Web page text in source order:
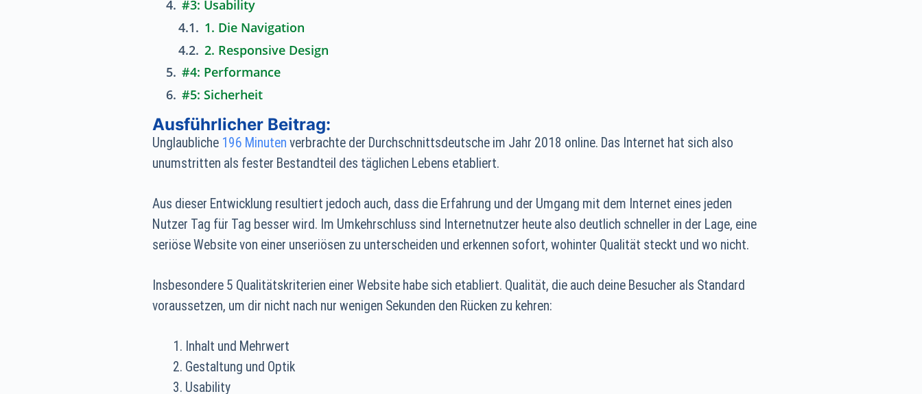
#3: Usability
1. Die Navigation
2. Responsive Design
#4: Performance
#5: Sicherheit
Ausführlicher Beitrag:
Unglaubliche 196 Minuten verbrachte der Durchschnittsdeutsche im Jahr 2018 online. Das Internet hat sich also
unumstritten als fester Bestandteil des täglichen Lebens etabliert.
Aus dieser Entwicklung resultiert jedoch auch, dass die Erfahrung und der Umgang mit dem Internet eines jeden
Nutzer Tag für Tag besser wird. Im Umkehrschluss sind Internetnutzer heute also deutlich schneller in der Lage, eine
seriöse Website von einer unseriösen zu unterscheiden und erkennen sofort, wohinter Qualität steckt und wo nicht.
Insbesondere 5 Qualitätskriterien einer Website habe sich etabliert. Qualität, die auch deine Besucher als Standard
voraussetzen, um dir nicht nach nur wenigen Sekunden den Rücken zu kehren:
Inhalt und Mehrwert
Gestaltung und Optik
Usability